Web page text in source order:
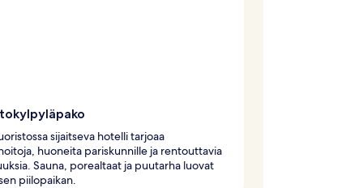
sijaitseva hotelli tarjoaa
huoneita pariskunnille ja rentouttavia
Sauna, porealtaat ja puutarha luovat
piilopaikan.